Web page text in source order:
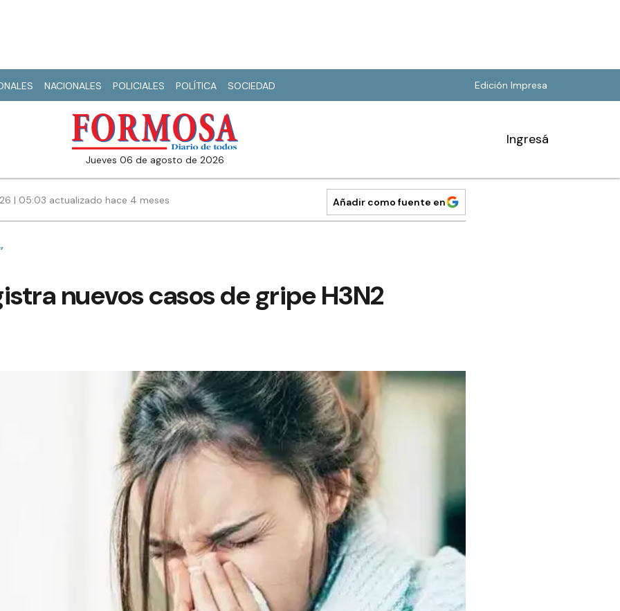
NACIONALES POLICIALES POLÍTICA SOCIEDAD Edición Impresa
jueves 06 de agosto de 2026
Ingresá
| 05:03 actualizado hace 4 meses Añadir como fuente en
nuevos casos de gripe H3N2